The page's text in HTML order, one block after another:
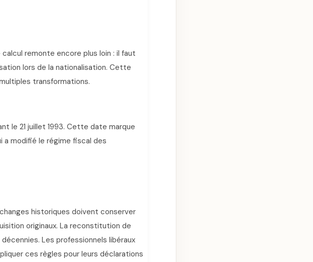
remonte encore plus loin : il faut
lors de la nationalisation. Cette
transformations.
le 21 juillet 1993. Cette date marque
a modifié le régime fiscal des
historiques doivent conserver
originaux. La reconstitution de
Les professionnels libéraux
ces règles pour leurs déclarations